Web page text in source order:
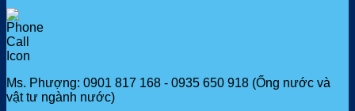
Ms. Phượng: 0901 817 168 - 0935 650 918 (Ống nước và
vật tư ngành nước)